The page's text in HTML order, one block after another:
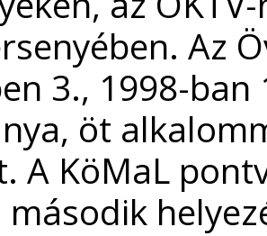
Az
3., 1998-
öt
A KöMaL
második